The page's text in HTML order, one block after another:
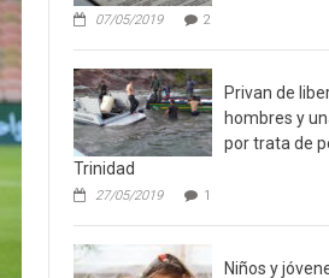
07/05/2019 2
Privan de
hombres y
por trata de
Trinidad
27/05/2019 1
Niños y